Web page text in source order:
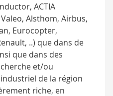
ACTIA
Alsthom, Airbus,
Eurocopter,
..) que dans de
que dans des
et/ou
de la région
riche, en